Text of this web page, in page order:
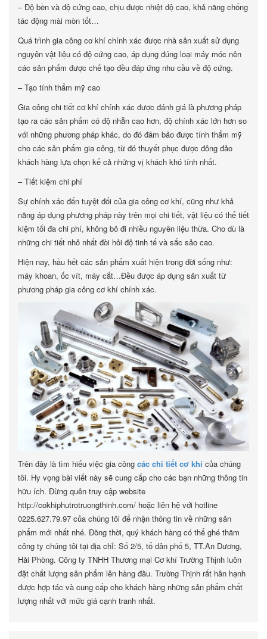
– Độ bền và độ cứng cao, chịu được nhiệt độ cao, khả năng chống
tác động mài mòn tốt…
Quá trình gia công cơ khí chính xác được nhà sản xuất sử dụng
nguyên vật liệu có độ cứng cao, áp dụng đúng loại máy móc nên
các sản phẩm được chế tạo đều đáp ứng nhu cầu về độ cứng.
– Tạo tính thẩm mỹ cao
Gia công chi tiết cơ khí chính xác được đánh giá là phương pháp
tạo ra các sản phẩm có độ nhẵn cao hơn, độ chính xác lớn hơn so
với những phương pháp khác, do đó đảm bảo được tính thẩm mỹ
cho các sản phẩm gia công, từ đó thuyết phục được đông đảo
khách hàng lựa chọn kể cả những vị khách khó tính nhất.
– Tiết kiệm chi phí
Sự chính xác đến tuyệt đối của gia công cơ khí, cũng như khả
năng áp dụng phương pháp này trên mọi chi tiết, vật liệu có thể tiết
kiệm tối đa chi phí, không bỏ đi nhiều nguyên liệu thừa. Cho dù là
những chi tiết nhỏ nhất đòi hỏi độ tinh tế và sắc sảo cao.
Hiện nay, hầu hết các sản phẩm xuất hiện trong đời sống như:
máy khoan, ốc vít, máy cắt…Đều được áp dụng sản xuất từ
phương pháp gia công cơ khí chính xác.
Trên đây là tìm hiểu việc gia công các chi tiết cơ khí của chúng
tôi. Hy vọng bài viết này sẽ cung cấp cho các bạn những thông tin
hữu ích. Đừng quên truy cập website
http://cokhiphutrotruongthinh.com/ hoặc liên hệ với hotline
0225.627.79.97 của chúng tôi để nhận thông tin về những sản
phẩm mới nhất nhé. Đồng thời, quý khách hàng có thể ghé thăm
công ty chúng tôi tại địa chỉ: Số 2/5, tổ dân phố 5, TT.An Dương,
Hải Phòng. Công ty TNHH Thương mại Cơ khí Trường Thịnh luôn
đặt chất lượng sản phẩm lên hàng đầu. Trường Thịnh rất hân hạnh
được hợp tác và cung cấp cho khách hàng những sản phẩm chất
lượng nhất với mức giá cạnh tranh nhất.